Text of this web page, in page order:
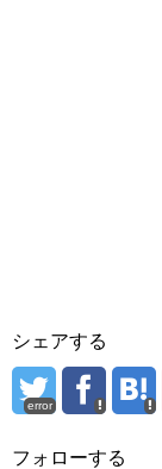
シェアする
error
フォローする